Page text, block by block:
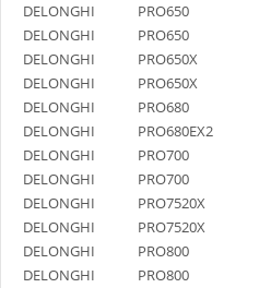
DELONGHI
PRO650
DELONGHI
PRO650
DELONGHI
PRO650X
DELONGHI
PRO650X
DELONGHI
PRO680
DELONGHI
PRO680EX2
DELONGHI
PRO700
DELONGHI
PRO700
DELONGHI
PRO7520X
DELONGHI
PRO7520X
DELONGHI
PRO800
DELONGHI
PRO800